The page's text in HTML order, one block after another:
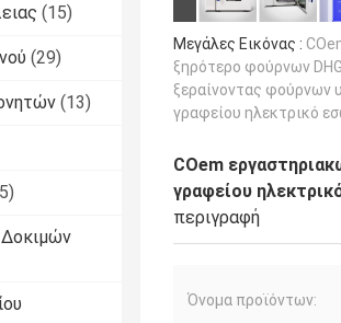
(15)
(29)
(13)
Δοκιμών
Μεγάλες Εικόνας :
ξηρότερο φούρνων
ξεραίνοντας φούρνων
γραφείου ηλεκτρικό
COem
γραφείου
περιγραφή
Όνομα προϊόντων: